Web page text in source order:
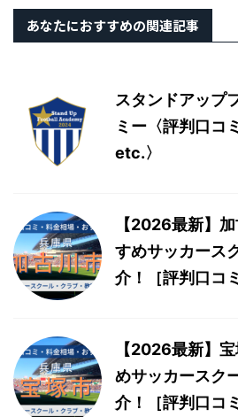
あなたにおすすめの関連記事
スタンドアップ
ミー〈評判口コ
etc.〉
【2026最新】
すめサッカース
介！［評判口コ
【2026最新】
めサッカースク
介！［評判口コ